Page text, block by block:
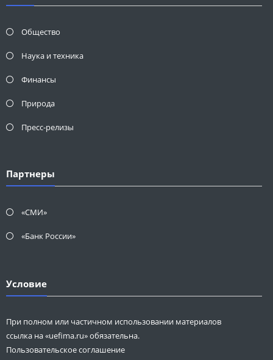
Общество
Наука и техника
Финансы
Природа
Пресс-релизы
Партнеры
«СМИ»
«Банк России»
Условие
При полном или частичном использовании материалов
ссылка на «uefima.ru» обязательна.
Пользовательское соглашение